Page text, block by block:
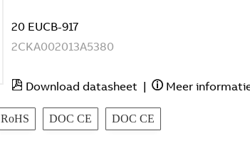
20 EUCB-917
2CKA002013A5380
Download datasheet | Meer
RoHS DOC CE DOC CE